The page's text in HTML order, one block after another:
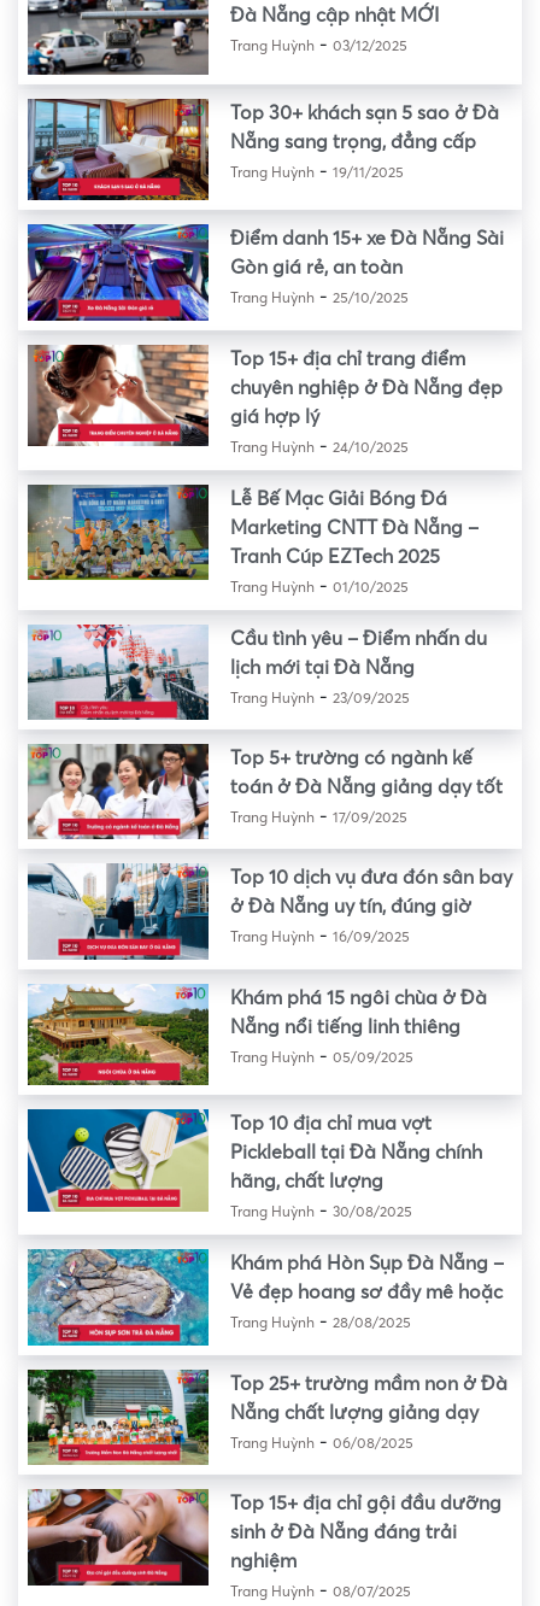
Đà Nẵng cập nhật MỚI
Trang Huỳnh- 03/12/2025
Top 30+ khách sạn 5 sao ở Đà
Nẵng sang trọng, đẳng cấp
Trang Huỳnh- 19/11/2025
Điểm danh 15+ xe Đà Nẵng Sài
Gòn giá rẻ, an toàn
Trang Huỳnh- 25/10/2025
Top 15+ địa chỉ trang điểm
chuyên nghiệp ở Đà Nẵng đẹp
giá hợp lý
Trang Huỳnh- 24/10/2025
Lễ Bế Mạc Giải Bóng Đá
Marketing CNTT Đà Nẵng –
Tranh Cúp EZTech 2025
Trang Huỳnh- 01/10/2025
Cầu tình yêu – Điểm nhấn du
lịch mới tại Đà Nẵng
Trang Huỳnh- 23/09/2025
Top 5+ trường có ngành kế
toán ở Đà Nẵng giảng dạy tốt
Trang Huỳnh- 17/09/2025
Top 10 dịch vụ đưa đón sân bay
ở Đà Nẵng uy tín, đúng giờ
Trang Huỳnh- 16/09/2025
Khám phá 15 ngôi chùa ở Đà
Nẵng nổi tiếng linh thiêng
Trang Huỳnh- 05/09/2025
Top 10 địa chỉ mua vợt
Pickleball tại Đà Nẵng chính
hãng, chất lượng
Trang Huỳnh- 30/08/2025
Khám phá Hòn Sụp Đà Nẵng –
Vẻ đẹp hoang sơ đầy mê hoặc
Trang Huỳnh- 28/08/2025
Top 25+ trường mầm non ở Đà
Nẵng chất lượng giảng dạy
Trang Huỳnh- 06/08/2025
Top 15+ địa chỉ gội đầu dưỡng
sinh ở Đà Nẵng đáng trải
nghiệm
Trang Huỳnh- 08/07/2025